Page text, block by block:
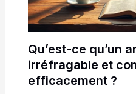
Qu’est-ce qu’un
irréfragable et
efficacement ?